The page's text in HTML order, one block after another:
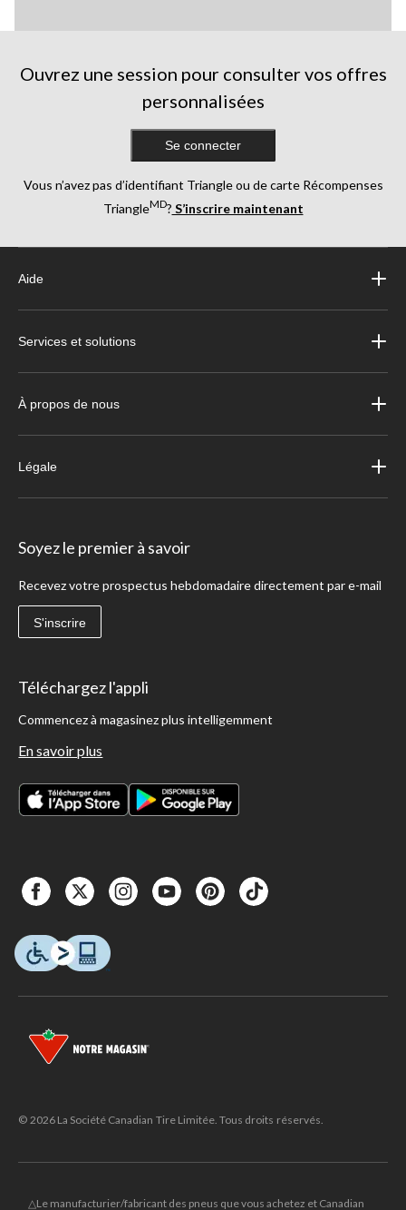
Ouvrez une session pour consulter vos offres
personnalisées
Se connecter
Vous n’avez pas d’identifiant Triangle ou de carte Récompenses
TriangleMD? S’inscrire maintenant
Aide
Services et solutions
À propos de nous
Légale
Soyez le premier à savoir
Recevez votre prospectus hebdomadaire directement par e-mail
S'inscrire
Téléchargez l'appli
Commencez à magasinez plus intelligemment
En savoir plus
© 2026 La Société Canadian Tire Limitée. Tous droits réservés.
△Le manufacturier/fabricant des pneus que vous achetez et Canadian